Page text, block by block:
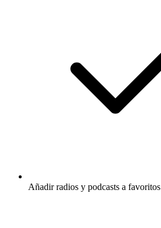
Añadir radios y podcasts a favoritos